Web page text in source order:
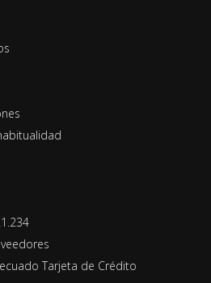
Tarjeta de Crédito